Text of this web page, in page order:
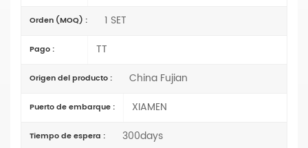
Orden (MOQ) : 1 SET
Pago : TT
Origen del producto : China Fujian
Puerto de embarque : XIAMEN
Tiempo de espera : 300days